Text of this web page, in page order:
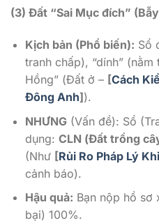
(3) Đất “Sai Mục đích”
Kịch bản (Phổ biến): Sổ
tranh chấp), “dính”
Hồng” (Đất ở – [Cách
Đông Anh]).
NHƯNG(Vấn đề): Sổ
dụng: CLN (Đất trồng
(Như [Rủi Ro Pháp Lý
cảnh báo).
Hậu quả: Bạn nộp hồ sơ
bại) 100%.